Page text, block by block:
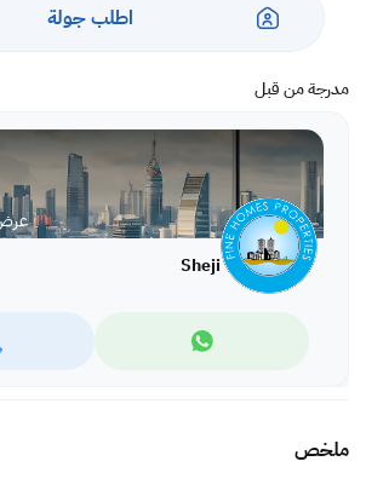
اطلب جولة
مدرجة من قبل
Sheji
ملخص